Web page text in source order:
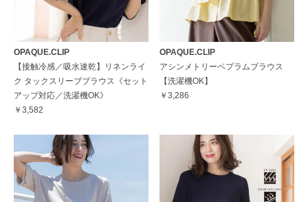
OPAQUE.CLIP
【接触冷感／吸水速乾】リネンライ
ク タックスリーブブラウス《セット
アップ対応／洗濯機OK》
￥3,582
OPAQUE.CLIP
アシンメトリーペプラムブラウス
【洗濯機OK】
￥3,286